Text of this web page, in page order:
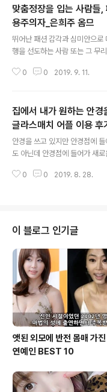
맞춤정장을 입는 사람들,
용주의자_은희주 옴므
뛰어난 패션 감각과 심미안으로
행을 선도하는 사람 또는 그 무
을 이해하고 튀는 스타일로 개성
고 생각하는 사람들이 많지만,
한 사람이 아닌 자기 자신을 잘
수 있다. 패셔니스트와 같은 잘
특별한 날에만 입는 정장 또는
있다. 하지만, 맞춤정장도 패셔
0 0 2019. 9. 11.
집에서 내가 원하는 안경
글라스매치 어플 이용 후
안경을 쓰고 있지만 안경점에
도 아닌데 안경점에 들어가 새
어려운 지... 특히, 안경과 선글라
어려움을 이해한 회사가 있다.
사는 증강 현실을 이용한 안경
라스매치(glassmatch)'를 출
다양한 안경을 경험할 수 있게
용자 얼굴 특징을 파악하는 엔
영상으로 어울리는 안경을 확인
0 0 2019. 8. 28.
이 블로그 인기글
앳된 외모에 반전 몸매 가
연예인 BEST 10